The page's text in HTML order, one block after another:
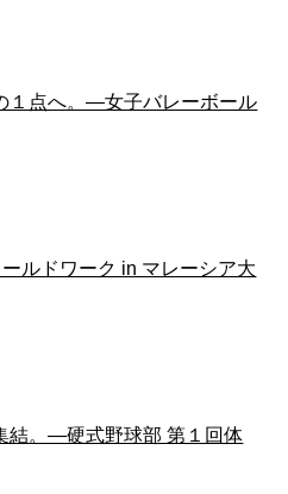
１点へ。―女子バレーボール
ールドワーク in マレーシア大
結。—硬式野球部 第１回体